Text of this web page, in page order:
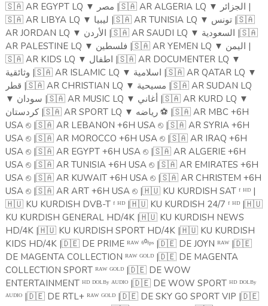
🇸🇦AR EGYPT LQ ▼ مصر |🇸🇦AR ALGERIA LQ ▼
الجزائر |
🇸🇦AR LIBYA LQ ▼ ليبيا |🇸🇦AR TUNISIA LQ ▼ تونس |🇸🇦
AR JORDAN LQ ▼ الأردن |🇸🇦AR SAUDI LQ ▼ السعودية |🇸🇦
AR PALESTINE LQ ▼ فلسطين |🇸🇦AR YEMEN LQ ▼
اليمن |
🇸🇦AR KIDS LQ ▼ اطفال |🇸🇦AR DOCUMENTER LQ ▼
وثائقية |🇸🇦AR ISLAMIC LQ ▼ اسلامية |🇸🇦AR QATAR LQ ▼
قطر |🇸🇦AR CHRISTIAN LQ ▼ مسيحية |🇸🇦AR SUDAN LQ
▼
سودان |🇸🇦AR MUSIC LQ ▼ أغاني |🇸🇦AR KURD LQ ▼
كردستان |🇸🇦AR SPORT LQ ▼ رياضه ⚽️ |🇸🇦AR MBC +6H
USA ⎋|🇸🇦AR LEBANON +6H USA ⎋|🇸🇦AR SYRIA +6H
USA ⎋|🇸🇦AR MOROCCO +6H USA ⎋|🇸🇦AR IRAQ +6H
USA ⎋|🇸🇦AR EGYPT +6H USA ⎋|🇸🇦AR ALGERIE +6H
USA ⎋|🇸🇦AR TUNISIA +6H USA ⎋|🇸🇦AR EMIRATES +6H
USA ⎋|🇸🇦AR KUWAIT +6H USA ⎋|🇸🇦AR CHRISTEM +6H
USA ⎋|🇸🇦AR ART +6H USA ⎋|🇭🇺KU KURDISH SAT ᶠ ᴴᴰ |
🇭🇺KU KURDISH DVB-T ᶠ ᴴᴰ |🇭🇺KU KURDISH 24/7 ᶠ ᴴᴰ |🇭🇺
KU KURDISH GENERAL HD/4K |🇭🇺KU KURDISH NEWS
HD/4K |🇭🇺KU KURDISH SPORT HD/4K |🇭🇺KU KURDISH
KIDS HD/4K |🇩🇪DE PRIME ᴿᴬᵂ ⁶⁰ᶠᵖˢ |🇩🇪DE JOYN ᴿᴬᵂ |🇩🇪
DE MAGENTA COLLECTION ᴿᴬᵂ ᴳᴼᴸᴰ |🇩🇪DE MAGENTA
COLLECTION SPORT ᴿᴬᵂ ᴳᴼᴸᴰ |🇩🇪DE WOW
ENTERTAINMENT ᴴᴰ ᴰᴼᴸᴮʸ ᴬᵁᴰᴵᴼ |🇩🇪DE WOW SPORT ᴴᴰ ᴰᴼᴸᴮʸ
ᴬᵁᴰᴵᴼ |🇩🇪DE RTL+ ᴿᴬᵂ ᴳᴼᴸᴰ |🇩🇪DE SKY GO SPORT VIP |🇩🇪